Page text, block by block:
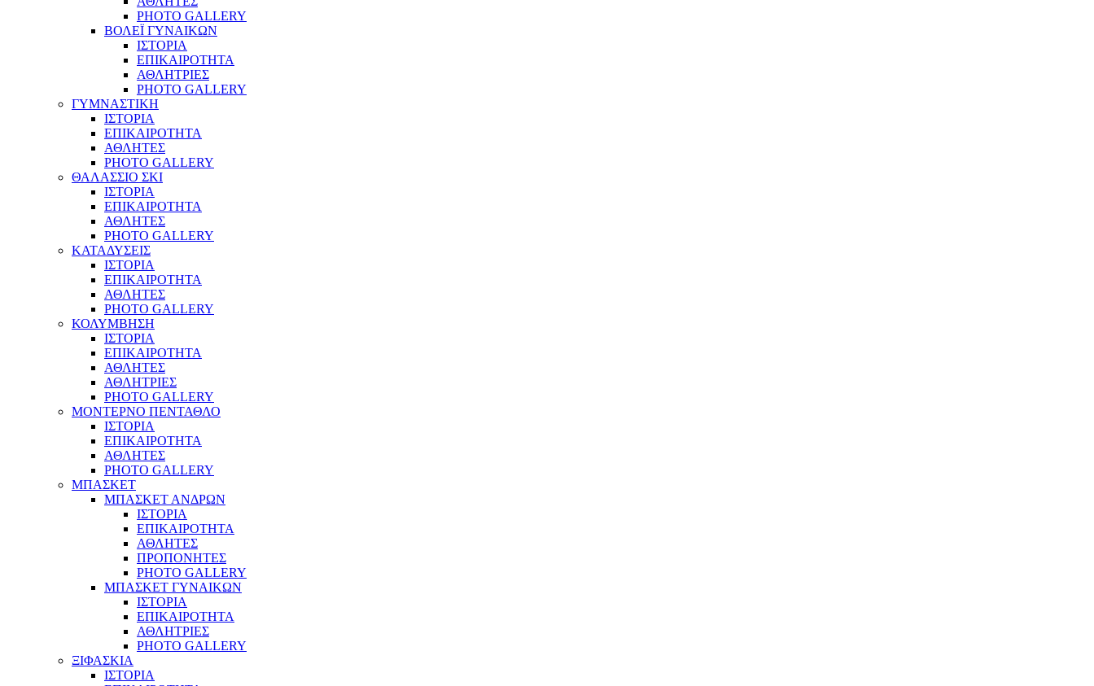
PHOTO GALLERY
ΒΟΛΕΪ ΓΥΝΑΙΚΩΝ
ΙΣΤΟΡΙΑ
ΕΠΙΚΑΙΡΟΤΗΤΑ
ΑΘΛΗΤΡΙΕΣ
PHOTO GALLERY
ΓΥΜΝΑΣΤΙΚΗ
ΙΣΤΟΡΙΑ
ΕΠΙΚΑΙΡΟΤΗΤΑ
ΑΘΛΗΤΕΣ
PHOTO GALLERY
ΘΑΛΑΣΣΙΟ ΣΚΙ
ΙΣΤΟΡΙΑ
ΕΠΙΚΑΙΡΟΤΗΤΑ
ΑΘΛΗΤΕΣ
PHOTO GALLERY
ΚΑΤΑΔΥΣΕΙΣ
ΙΣΤΟΡΙΑ
ΕΠΙΚΑΙΡΟΤΗΤΑ
ΑΘΛΗΤΕΣ
PHOTO GALLERY
ΚΟΛΥΜΒΗΣΗ
ΙΣΤΟΡΙΑ
ΕΠΙΚΑΙΡΟΤΗΤΑ
ΑΘΛΗΤΕΣ
ΑΘΛΗΤΡΙΕΣ
PHOTO GALLERY
ΜΟΝΤΕΡΝΟ ΠΕΝΤΑΘΛΟ
ΙΣΤΟΡΙΑ
ΕΠΙΚΑΙΡΟΤΗΤΑ
ΑΘΛΗΤΕΣ
PHOTO GALLERY
ΜΠΑΣΚΕΤ
ΜΠΑΣΚΕΤ ΑΝΔΡΩΝ
ΙΣΤΟΡΙΑ
ΕΠΙΚΑΙΡΟΤΗΤΑ
ΑΘΛΗΤΕΣ
ΠΡΟΠΟΝΗΤΕΣ
PHOTO GALLERY
ΜΠΑΣΚΕΤ ΓΥΝΑΙΚΩΝ
ΙΣΤΟΡΙΑ
ΕΠΙΚΑΙΡΟΤΗΤΑ
ΑΘΛΗΤΡΙΕΣ
PHOTO GALLERY
ΞΙΦΑΣΚΙΑ
ΙΣΤΟΡΙΑ